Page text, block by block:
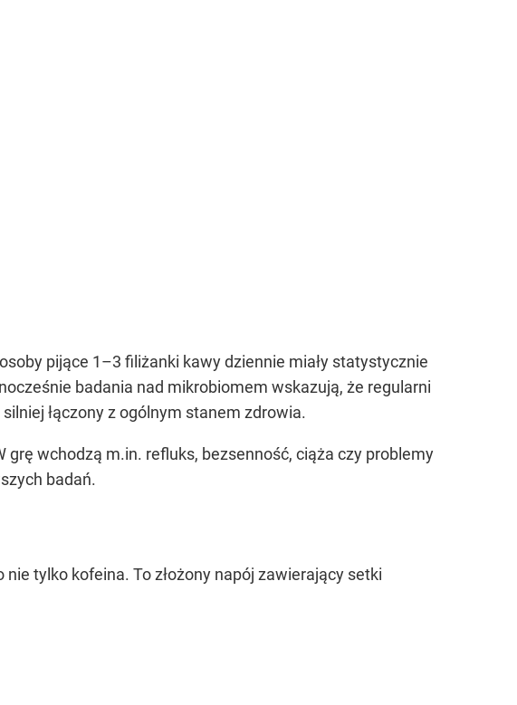
pijące 1–3 filiżanki kawy dziennie miały statystycznie
badania nad mikrobiomem wskazują, że regularni
łączony z ogólnym stanem zdrowia.
grę wchodzą m.in. refluks, bezsenność, ciąża czy problemy
badań.
tylko kofeina. To złożony napój zawierający setki